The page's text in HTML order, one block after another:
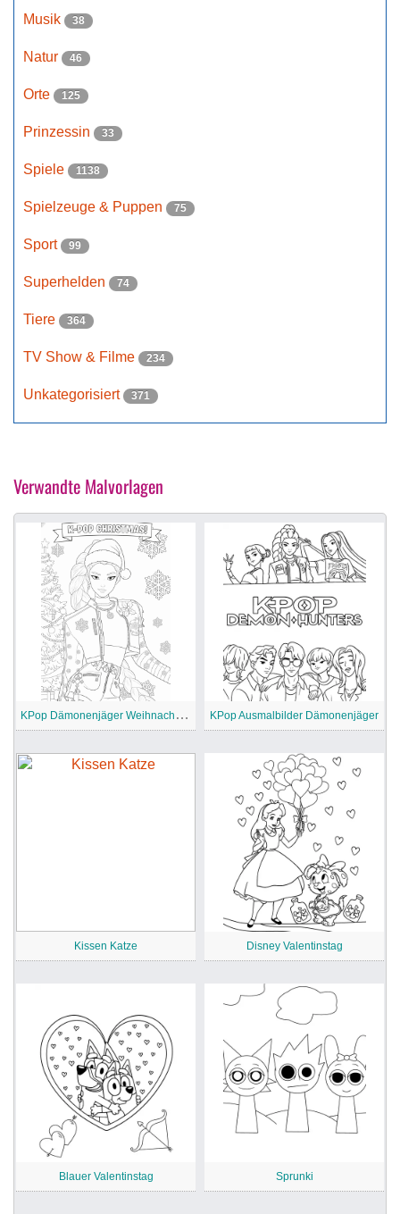
Musik 38
Natur 46
Orte 125
Prinzessin 33
Spiele 1138
Spielzeuge & Puppen 75
Sport 99
Superhelden 74
Tiere 364
TV Show & Filme 234
Unkategorisiert 371
Verwandte Malvorlagen
K
Pop Dämonenjäger Weihnachtsmalbilder KPop Ausmalbilder Dämonenjäger
Kissen Katze Disney Valentinstag
Blauer Valentinstag Sprunki